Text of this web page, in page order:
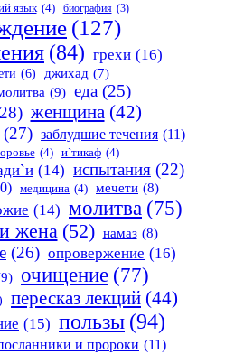
язык (4) биография (3)
(127)
(84) грехи (16)
(6) джихад (7)
(9) еда (25)
женщина (42)
(27) заблудшие течения (11)
(4) и`тикаф (4)
(14) испытания (22)
медицина (4) мечети (8)
(14) молитва (75)
жена (52) намаз (8)
(26) опровержение (16)
очищение (77)
пересказ лекций (44)
(15) пользы (94)
и пророки (11)